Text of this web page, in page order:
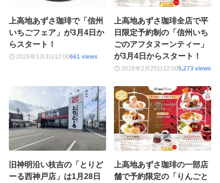
上高地あずさ珈琲で「信州
いちごフェア」が3月4日か
らスタート！
2026年3月3日 12:00661 views
上高地あずさ珈琲全店で平
日限定予約制の「信州いち
ごのアフタヌーンティー」
が3月4日からスタート！
2026年2月25日 12:005,273 views
旧神明沿い枝吉の「とりど
ーる西神戸店」は1月28日
上高地あずさ珈琲の一部店
舗で予約限定の「りんごと